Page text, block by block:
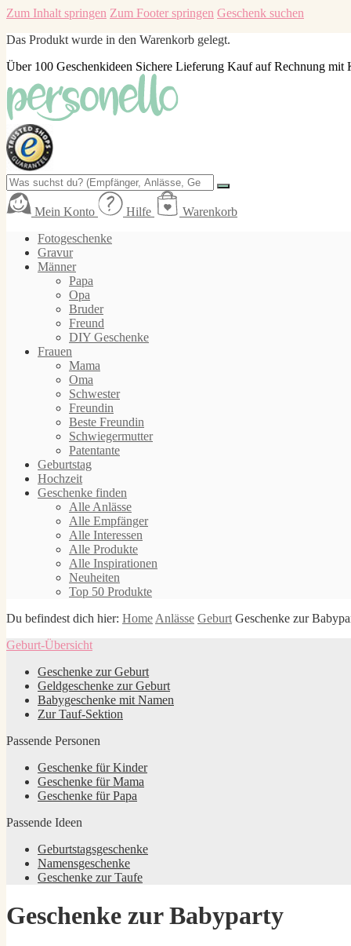
Zum Inhalt springen Zum Footer springen Geschenk suchen
Das Produkt wurde in den Warenkorb gelegt.
Über 100 Geschenkideen Sichere Lieferung Kauf auf Rechnung mit
Mein Konto Hilfe
Warenkorb
Fotogeschenke
Gravur
Männer
Papa
Opa
Bruder
Freund
DIY Geschenke
Frauen
Mama
Oma
Schwester
Freundin
Beste Freundin
Schwiegermutter
Patentante
Geburtstag
Hochzeit
Geschenke finden
Alle Anlässe
Alle Empfänger
Alle Interessen
Alle Produkte
Alle Inspirationen
Neuheiten
Top 50 Produkte
Du befindest dich hier: Home Anlässe Geburt Geschenke zur
Geburt-Übersicht
Geschenke zur Geburt
Geldgeschenke zur Geburt
Babygeschenke mit Namen
Zur Tauf-Sektion
Passende Personen
Geschenke für Kinder
Geschenke für Mama
Geschenke für Papa
Passende Ideen
Geburtstagsgeschenke
Namensgeschenke
Geschenke zur Taufe
Geschenke zur Babyparty